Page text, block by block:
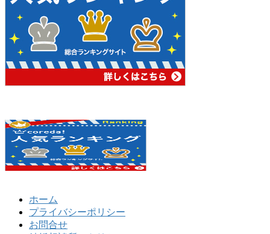
ホーム
プライバシーポリシー
お問合せ